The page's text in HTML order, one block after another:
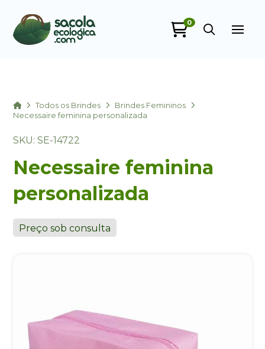
0
HomeTodos os Brindes
Brindes Femininos
Necessaire feminina personalizada
SKU: SE-14722
Necessaire feminina
personalizada
Preço sob consulta
A nossa empresa está comprometida a proteger e respeitar
sua privacidade, utilizaremos seus dados apenas para fins
de marketing. Você pode alterar suas preferências a